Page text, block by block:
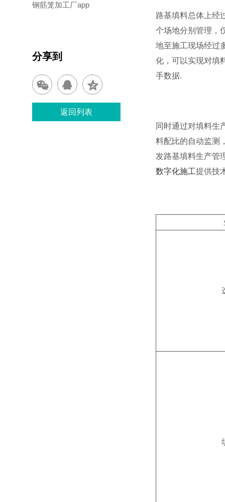
路基填料总体上经
个场地分别管理，
地至施工现场经过
化，可以实现对填
手数据.
同时通过对填料生
料配比的自动监测
发路基填料生产管
数字化施工提供技
钢筋笼加工厂app
分享到
返回列表